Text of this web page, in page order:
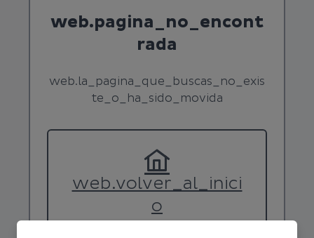
web.pagina_no_encont
rada
web.la_pagina_que_buscas_no_exis
te_o_ha_sido_movida
web.volver_al_inici
o